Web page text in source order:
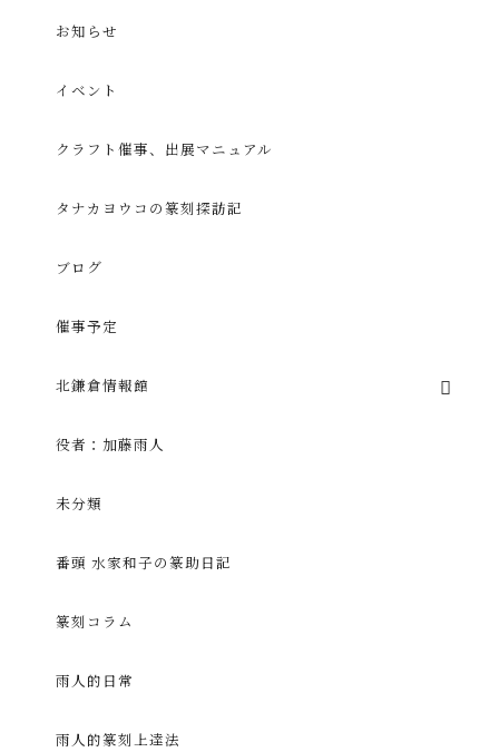
お知らせ
イベント
クラフト催事、出展マニュアル
タナカヨウコの篆刻探訪記
ブログ
催事予定
北鎌倉情報館
役者：加藤雨人
未分類
番頭 水家和子の篆助日記
篆刻コラム
雨人的日常
雨人的篆刻上達法